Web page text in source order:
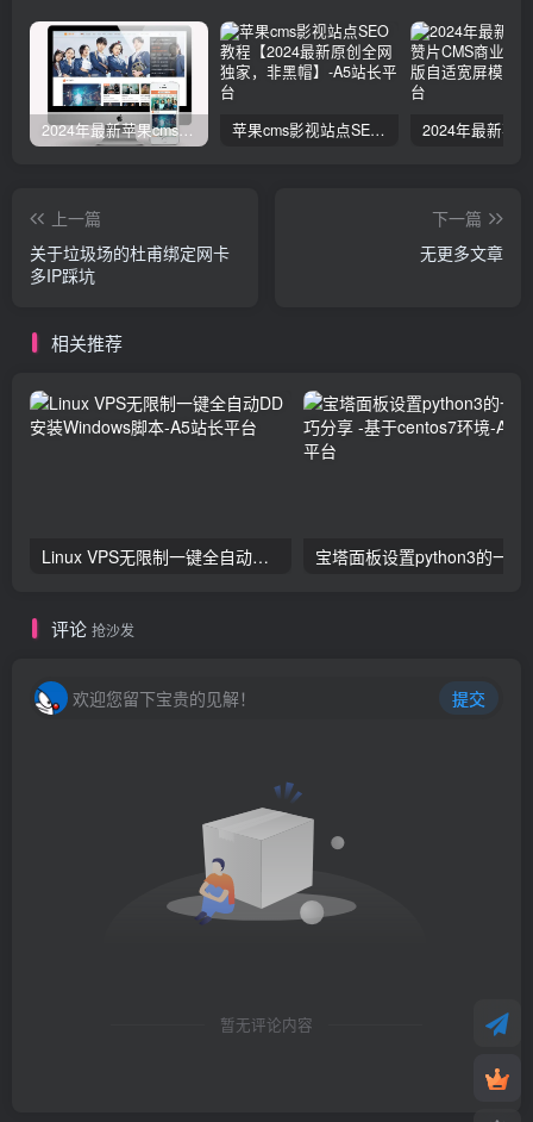
2024年最新苹果cms仿赞片12号模版全模块 苹果cms影视站点SEO教程【2024最新原创全网独家，非黑帽】
上一篇
关于垃圾场的杜甫绑定网卡
多IP踩坑
下一篇
无更多文章
相关推荐
Linux VPS无限制一键全自动DD安装Windows脚本
评论 抢沙发
欢迎您留下宝贵的见解！ 提交
暂无评论内容